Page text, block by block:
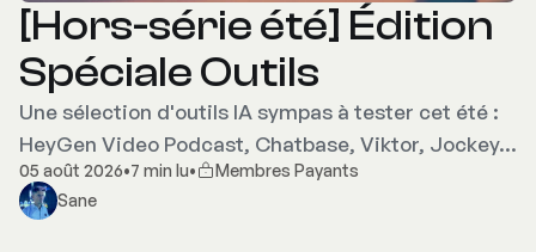
[Hors-série été] Édition
Spéciale Outils
Une sélection d'outils IA sympas à tester cet été :
HeyGen Video Podcast, Chatbase, Viktor, Jockey…
05 août 2026•7 min lu•
Membres Payants
Sane